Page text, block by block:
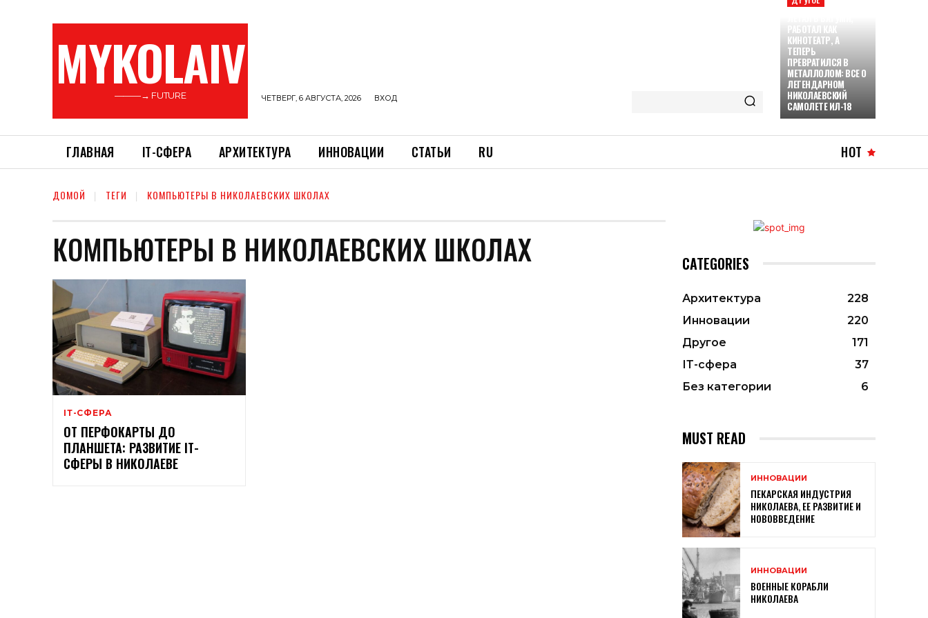
MYKOLAIV
———→ FUTURE ЧЕТВЕРГ, 6 АВГУСТА, 2026 ВХОД
РАБОТАЛ КАК
КИНОТЕАТР, А
ТЕПЕРЬ
ПРЕВРАТИЛСЯ В
МЕТАЛЛОЛОМ: ВСЕ О
ЛЕГЕНДАРНОМ
НИКОЛАЕВСКИЙ
САМОЛЕТЕ ИЛ-18
ГЛАВНАЯ ІТ-СФЕРА АРХИТЕКТУРА ИННОВАЦИИ СТАТЬИ RU HOT
ДОМОЙ ТЕГИ КОМПЬЮТЕРЫ В НИКОЛАЕВСКИХ ШКОЛАХ
КОМПЬЮТЕРЫ В НИКОЛАЕВСКИХ ШКОЛАХ
ІТ-СФЕРА
ОТ ПЕРФОКАРТЫ ДО
ПЛАНШЕТА: РАЗВИТИЕ ІТ-
СФЕРЫ В НИКОЛАЕВЕ
CATEGORIES
Архитектура
228
Инновации
220
Другое
171
ІТ-сфера
37
Без категории
6
MUST READ
ИННОВАЦИИ
ПЕКАРСКАЯ ИНДУСТРИЯ
НИКОЛАЕВА, ЕЕ РАЗВИТИЕ И
НОВОВВЕДЕНИЕ
ИННОВАЦИИ
ВОЕННЫЕ КОРАБЛИ
НИКОЛАЕВА